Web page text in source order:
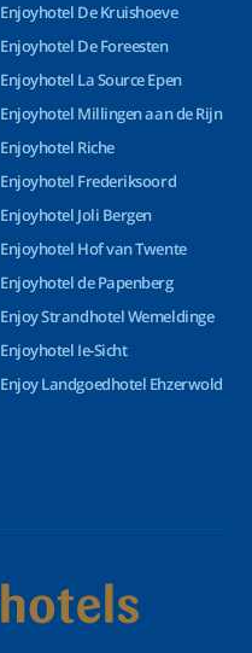
Enjoyhotel De Kruishoeve
Enjoyhotel De Foreesten
Enjoyhotel La Source Epen
Enjoyhotel Millingen aan de Rijn
Enjoyhotel Riche
Enjoyhotel Frederiksoord
Enjoyhotel Joli Bergen
Enjoyhotel Hof van Twente
Enjoyhotel de Papenberg
Enjoy Strandhotel Wemeldinge
Enjoyhotel Ie-Sicht
Enjoy Landgoedhotel Ehzerwold